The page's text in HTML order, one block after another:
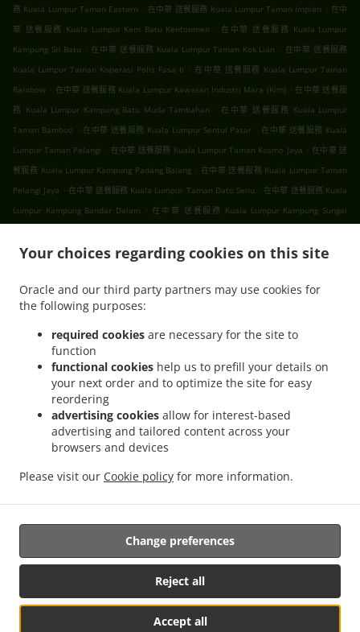
Your choices regarding cookies on this site
Oracle and our third party partners may use cookies for
the following purposes:
required cookies are necessary for the site to
function
functional cookies help us to prefill your details on
your next order and to optimize the site for easy
reordering
advertising cookies allow for interest-based
advertising and tailored content across your
browsers and devices
Please visit our Cookie policy for more information.
Accept all
Reject all
Change preferences
務 Kuala Lumpur Taman Eastern . 在中華 送餐服務 Kuala Lumpur Taman Impian . 在中
華 送餐服務 Kuala Lumpur Kem Batu Kentonmen
. 在中華 送餐服務 Kuala Lumpur
Kampung Sri Batu . 在中華 送餐服務 Kuala Lumpur Taman Kok Lian . 在中華 送餐服務
Kuala Lumpur Taman Koperasi Polis Fasa Ii . 在中華 送餐服務 Kuala Lumpur Taman
Rainbow . 在中華 送餐服務 Kuala Lumpur Kawasan Industri Mara (Kim) . 在中華 送餐服
務 Kuala Lumpur Kampung Batu Muda Tambahan
. 在中華 送餐服務 Kuala Lumpur
Taman Bamboo . 在中華 送餐服務 Kuala Lumpur Sentul Pasar . 在中華 送餐服務 Kuala
Lumpur Taman Pelangi . 在中華 送餐服務 Kuala Lumpur Taman Kosmo Jaya . 在中華 送
餐服務 Kuala Lumpur Kampung Padang Balang . 在中華 送餐服務 Kuala Lumpur Taman
Pelangi Jaya . 在中華 送餐服務 Kuala Lumpur Taman Dato Senu . 在中華 送餐服務 Kuala
Lumpur Kampung Bandar Dalam
. 在中華 送餐服務 Kuala Lumpur Kampung Sungai
Gombak . 在中華 送餐服務 Kuala Lumpur . 在中華 送餐服務 吉隆坡 甲洞 . 在中華 送餐服務
在中華 送餐服務 吉隆坡 白沙罗高原 . 在中華 送餐服務 吉隆坡 甲洞中央花园 . 在中華 送餐
服務 吉隆坡 国联花园 . 在中華 送餐服務 吉隆坡 彩虹花园
在中華 送餐服務 吉隆坡
在中華 送餐服務 Bukit Kerinchi
在中華 送餐服務 Puchong
Bandar Puchong Jaya
餐服務 Puchong . 在中華 送餐服務 蒲种 . 在中華 送餐服務 Sungai Buloh Taman Industri
Sungai Buloh
. 在中華 送餐服務 Sungai Buloh .
在中華 送餐服務 Batu Caves Sri Utara
在中華 送餐服務 Batu Caves Taman Wahyu
在中華 送餐服務 Batu Caves
Taman Industri Spring Crest Batu Caves . 在中華 送餐服務 Batu Caves Taman Koperasi
在中華 送餐服務 Batu Caves Taman Koperasi Polis Fasa Ii
Caves Taman Koperasi Polis Fasa I
在中華 送餐服務 Batu Caves Taman Melewar